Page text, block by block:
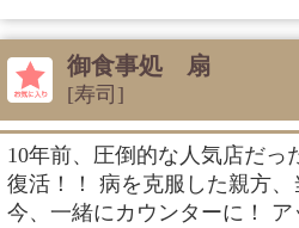
御食事処 扇
[寿司]
10年前、圧倒的な人気店だっ
復活！！ 病を克服した親方
今、一緒にカウンターに！